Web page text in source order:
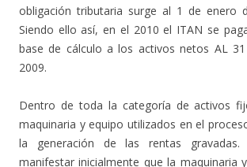
obligación tributaria surge al 1 de enero
Siendo ello así, en el 2010 el ITAN se
base de cálculo a los activos netos AL
2009.
Dentro de toda la categoría de activos
maquinaria y equipo utilizados en el
la generación de las rentas
manifestar inicialmente que la maquinaria